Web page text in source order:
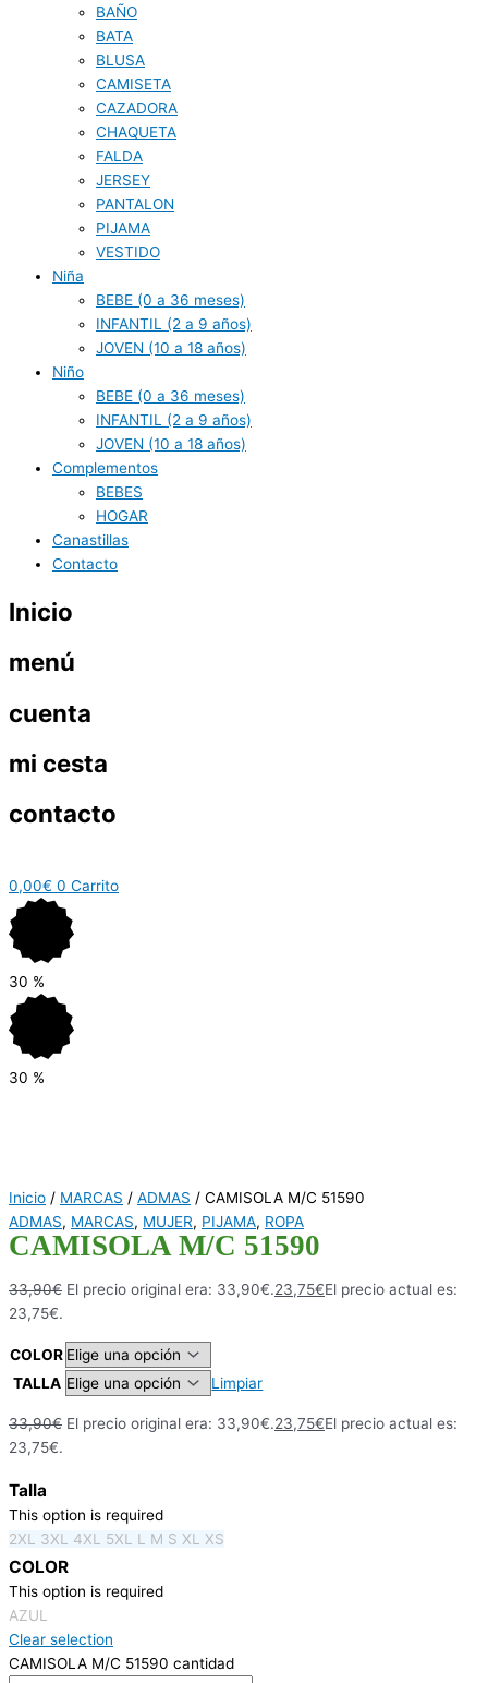
BAÑO
BATA
BLUSA
CAMISETA
CAZADORA
CHAQUETA
FALDA
JERSEY
PANTALON
PIJAMA
VESTIDO
Niña
BEBE (0 a 36 meses)
INFANTIL (2 a 9 años)
JOVEN (10 a 18 años)
Niño
BEBE (0 a 36 meses)
INFANTIL (2 a 9 años)
JOVEN (10 a 18 años)
Complementos
BEBES
HOGAR
Canastillas
Contacto
Inicio
menú
cuenta
mi cesta
contacto
0,00€ 0 Carrito
30 %
30 %
Inicio / MARCAS / ADMAS / CAMISOLA M/C 51590
ADMAS, MARCAS, MUJER, PIJAMA, ROPA
CAMISOLA M/C 51590
33,90€ El precio original era: 33,90€.23,75€El precio actual es:
23,75€.
COLOR
TALLA
Limpiar
33,90€ El precio original era: 33,90€.23,75€El precio actual es:
23,75€.
Talla
This option is required
2XL 3XL 4XL 5XL L M S XL XS
COLOR
This option is required
AZUL
Clear selection
CAMISOLA M/C 51590 cantidad